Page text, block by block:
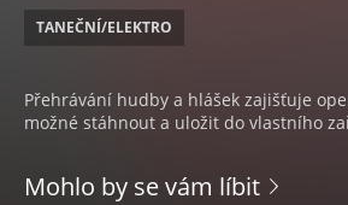
TANEČNÍ/ELEKTRO
Přehrávání hudby a hlášek zajišťuje
možné stáhnout a uložit do vlastního
Mohlo by se vám líbit